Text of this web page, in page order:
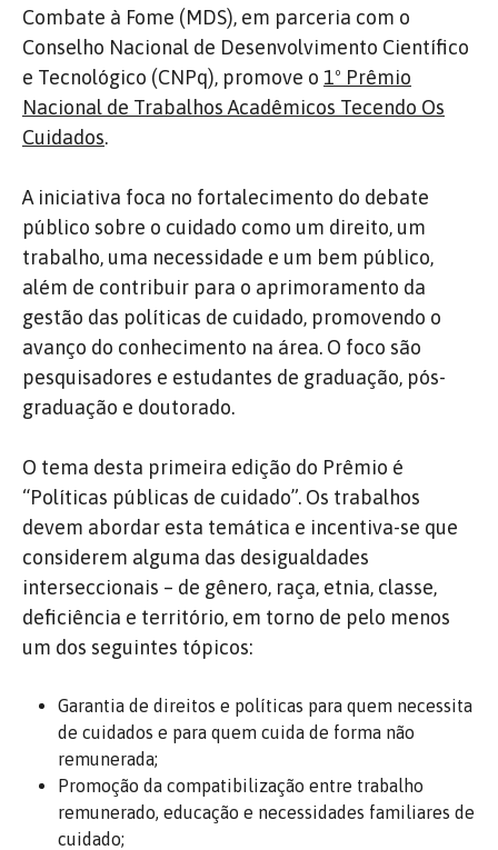
Combate à Fome (MDS), em parceria com o
Conselho Nacional de Desenvolvimento Científico
e Tecnológico (CNPq), promove o 1º Prêmio
Nacional de Trabalhos Acadêmicos Tecendo Os
Cuidados.
A iniciativa foca no fortalecimento do debate
público sobre o cuidado como um direito, um
trabalho, uma necessidade e um bem público,
além de contribuir para o aprimoramento da
gestão das políticas de cuidado, promovendo o
avanço do conhecimento na área. O foco são
pesquisadores e estudantes de graduação, pós-
graduação e doutorado.
O tema desta primeira edição do Prêmio é
“Políticas públicas de cuidado”. Os trabalhos
devem abordar esta temática e incentiva-se que
considerem alguma das desigualdades
interseccionais – de gênero, raça, etnia, classe,
deficiência e território, em torno de pelo menos
um dos seguintes tópicos:
Garantia de direitos e políticas para quem necessita
de cuidados e para quem cuida de forma não
remunerada;
Promoção da compatibilização entre trabalho
remunerado, educação e necessidades familiares de
cuidado;